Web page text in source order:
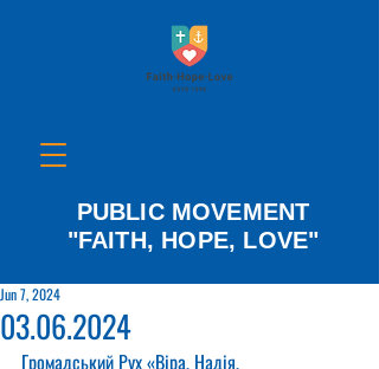
PUBLIC MOVEMENT
"FAITH, HOPE, LOVE"
03.06.2024
Jun 7, 2024
Громадський Рух «Віра, Надія,